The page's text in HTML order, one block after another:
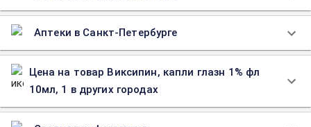
Аптеки в Санкт-Петербурге
Цена на товар Виксипин, капли глазн 1% фл
10мл, 1 в других городах